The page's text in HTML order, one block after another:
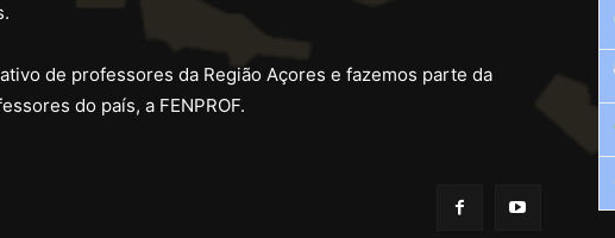
de professores da Região Açores e fazemos parte da
do país, a FENPROF.